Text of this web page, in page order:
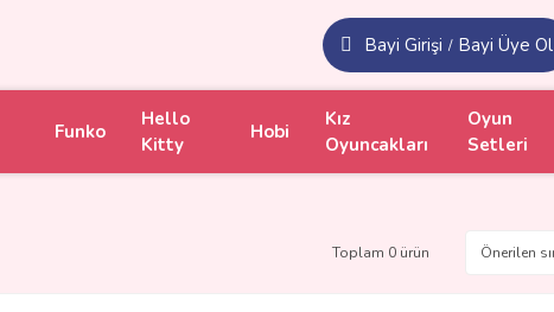
Bayi Girişi / Bayi Üye Ol
Funko
Hello
Kitty
Hobi
Kız
Oyuncakları
Oyun
Setleri
Toplam 0 ürün